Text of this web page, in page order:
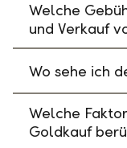
Welche
und Verkauf
Wo sehe ich
Welche
Goldkauf